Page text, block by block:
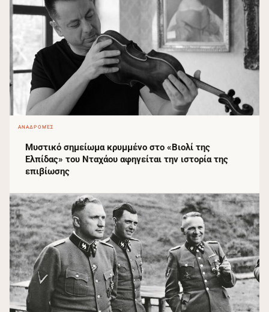
ΑΝΑΔΡΟΜΈΣ
Μυστικό σημείωμα κρυμμένο στο «Βιολί της
Ελπίδας» του Νταχάου αφηγείται την ιστορία της
επιβίωσης